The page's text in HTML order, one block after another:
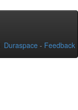
Duraspace - Feedback